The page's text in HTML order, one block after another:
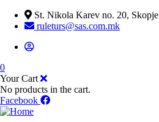
St. Nikola Karev no. 20, Skopje
ruleturs@sas.com.mk
0
Your Cart
No products in the cart.
Facebook